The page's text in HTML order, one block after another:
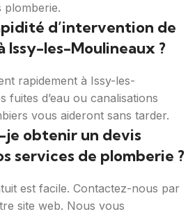
plomberie.
d’intervention de
Issy-les-Moulineaux ?
rapidement à Issy-les-
fuites d’eau ou canalisations
vous aideront sans tarder.
je obtenir un devis
services de plomberie ?
est facile. Contactez-nous par
site web. Nous vous